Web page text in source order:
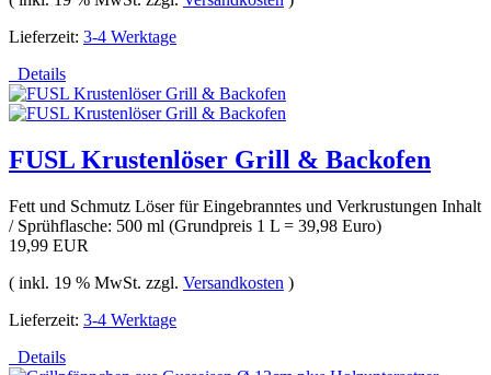
Lieferzeit: 3-4 Werktage
Details
FUSL Krustenlöser Grill & Backofen
Fett und Schmutz Löser für Eingebranntes und Verkrustungen Inhalt
/ Sprühflasche: 500 ml (Grundpreis 1 L = 39,98 Euro)
19,99 EUR
( inkl. 19 % MwSt. zzgl. Versandkosten )
Lieferzeit: 3-4 Werktage
Details